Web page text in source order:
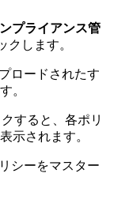
プライアンス管
クします。
ロードされたす
。
すると、各ポリ
示されます。
シーをマスター